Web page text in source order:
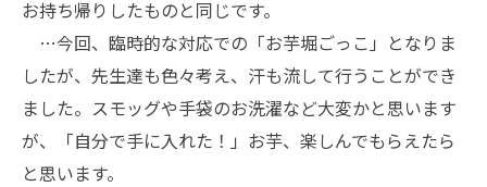
お持ち帰りしたものと同じです。
…今回、臨時的な対応での「お芋堀ごっこ」となりま
したが、先生達も色々考え、汗も流して行うことができ
ました。スモッグや手袋のお洗濯など大変かと思います
が、「自分で手に入れた！」お芋、楽しんでもらえたら
と思います。